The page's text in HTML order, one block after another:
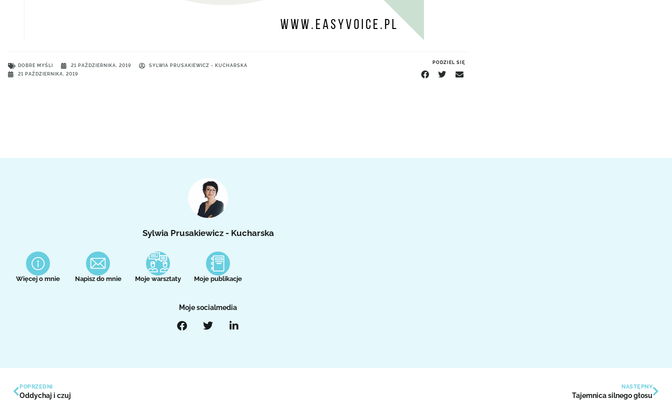
DOBRE MYŚLI 21 PAŹDZIERNIKA, 2019
SYLWIA PRUSAKIEWICZ - KUCHARSKA
21 PAŹDZIERNIKA, 2019
PODZIEL SIĘ
Sylwia Prusakiewicz - Kucharska
Więcej o mnie Napisz do mnie Moje warsztaty Moje publikacje
Moje socialmedia
POPRZEDNI
Oddychaj i czuj
NASTĘPNY
Tajemnica silnego głosu